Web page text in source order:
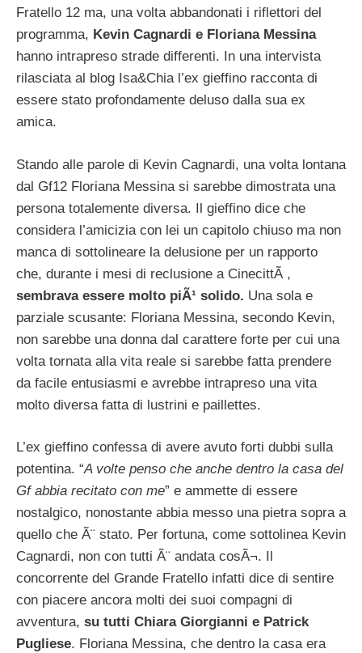
Fratello 12 ma, una volta abbandonati i riflettori del
programma, Kevin Cagnardi e Floriana Messina
hanno intrapreso strade differenti. In una intervista
rilasciata al blog Isa&Chia l’ex gieffino racconta di
essere stato profondamente deluso dalla sua ex
amica.
Stando alle parole di Kevin Cagnardi, una volta lontana
dal Gf12 Floriana Messina si sarebbe dimostrata una
persona totalemente diversa. Il gieffino dice che
considera l’amicizia con lei un capitolo chiuso ma non
manca di sottolineare la delusione per un rapporto
che, durante i mesi di reclusione a CinecittÃ ,
sembrava essere molto piÃ¹ solido. Una sola e
parziale scusante: Floriana Messina, secondo Kevin,
non sarebbe una donna dal carattere forte per cui una
volta tornata alla vita reale si sarebbe fatta prendere
da facile entusiasmi e avrebbe intrapreso una vita
molto diversa fatta di lustrini e paillettes.
L’ex gieffino confessa di avere avuto forti dubbi sulla
potentina. “A volte penso che anche dentro la casa del
Gf abbia recitato con me” e ammette di essere
nostalgico, nonostante abbia messo una pietra sopra a
quello che Ã¨ stato. Per fortuna, come sottolinea Kevin
Cagnardi, non con tutti Ã¨ andata cosÃ¬. Il
concorrente del Grande Fratello infatti dice di sentire
con piacere ancora molti dei suoi compagni di
avventura, su tutti Chiara Giorgianni e Patrick
Pugliese. Floriana Messina, che dentro la casa era